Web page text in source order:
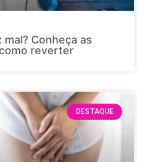
Conheça as
reverter
DESTAQUE